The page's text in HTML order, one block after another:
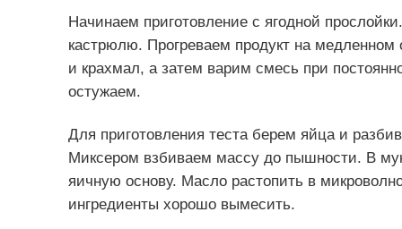
Начинаем приготовление с ягодной
кастрюлю. Прогреваем продукт на
и крахмал, а затем варим смесь при
остужаем.
Для приготовления теста берем яйца и
Миксером взбиваем массу до пышности. В
яичную основу. Масло растопить в
ингредиенты хорошо вымесить.